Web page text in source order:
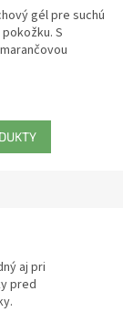
gél pre suchú
S
aj pri
pred